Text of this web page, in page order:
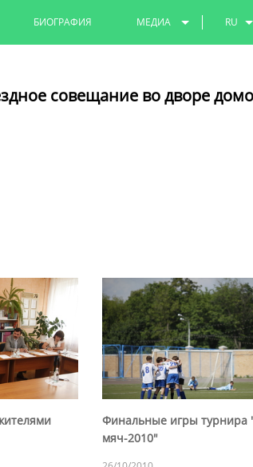
БИОГРАФИЯ МЕДИА RU
совещание во дворе
Финальные игры
мяч-2010"